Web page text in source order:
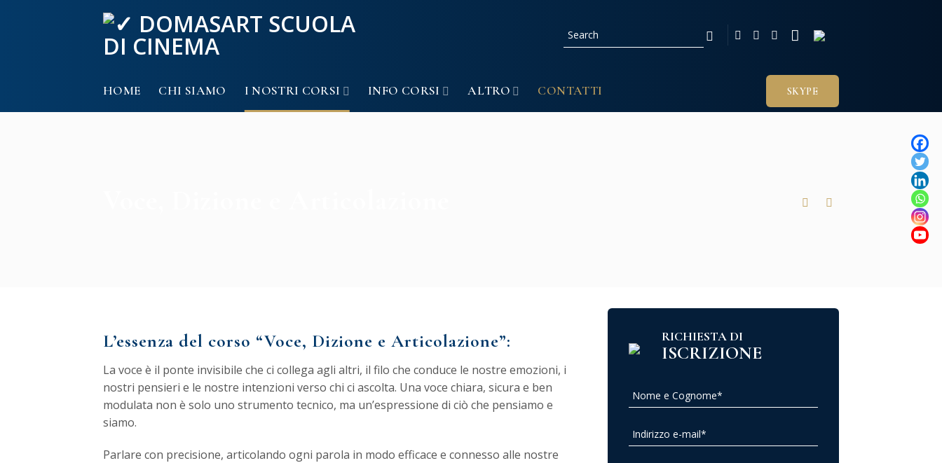
HOME CHI SIAMO I NOSTRI CORSI INFO CORSI ALTRO CONTATTI SKYPE
L’essenza del corso “Voce, Dizione e Articolazione”:
La voce è il ponte invisibile che ci collega agli altri, il filo che conduce le nostre emozioni, i
nostri pensieri e le nostre intenzioni verso chi ci ascolta. Una voce chiara, sicura e ben
modulata non è solo uno strumento tecnico, ma un’espressione di ciò che pensiamo e
siamo.
Parlare con precisione, articolando ogni parola in modo efficace e connesso alle nostre
RICHIESTA DI
ISCRIZIONE